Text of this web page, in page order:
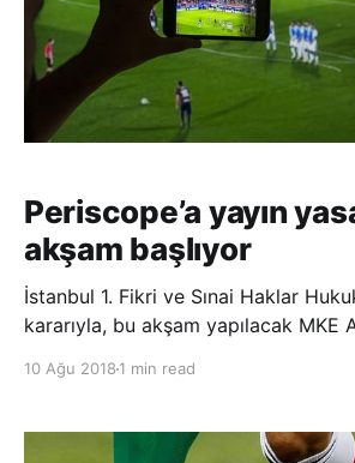
Periscope’a yayın
akşam başlıyor
İstanbul 1. Fikri ve Sınai Haklar
kararıyla, bu akşam yapılacak MKE
engellenecek. İstanbul 1. Fikri ve
hakları Digitürk’e ait Süper Toto
10 Ağu 2018 1 min read